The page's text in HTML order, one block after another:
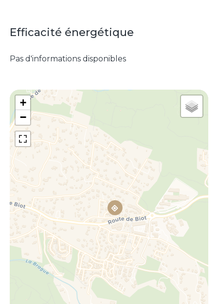
Efficacité énergétique
Pas d'informations disponibles
+
−